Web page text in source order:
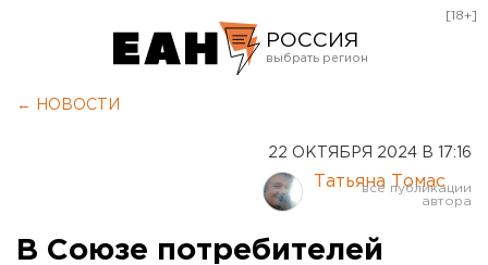
РОССИЯ
Курган
Оренбург
[18+]
← НОВОСТИ
22 ОКТЯБРЯ 2024 В 17:16
Татьяна Томас
В Союзе потребителей